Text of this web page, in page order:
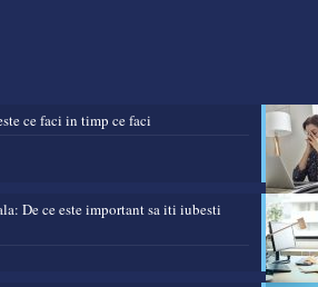
ce faci in timp ce faci
De ce este important sa iti iubesti